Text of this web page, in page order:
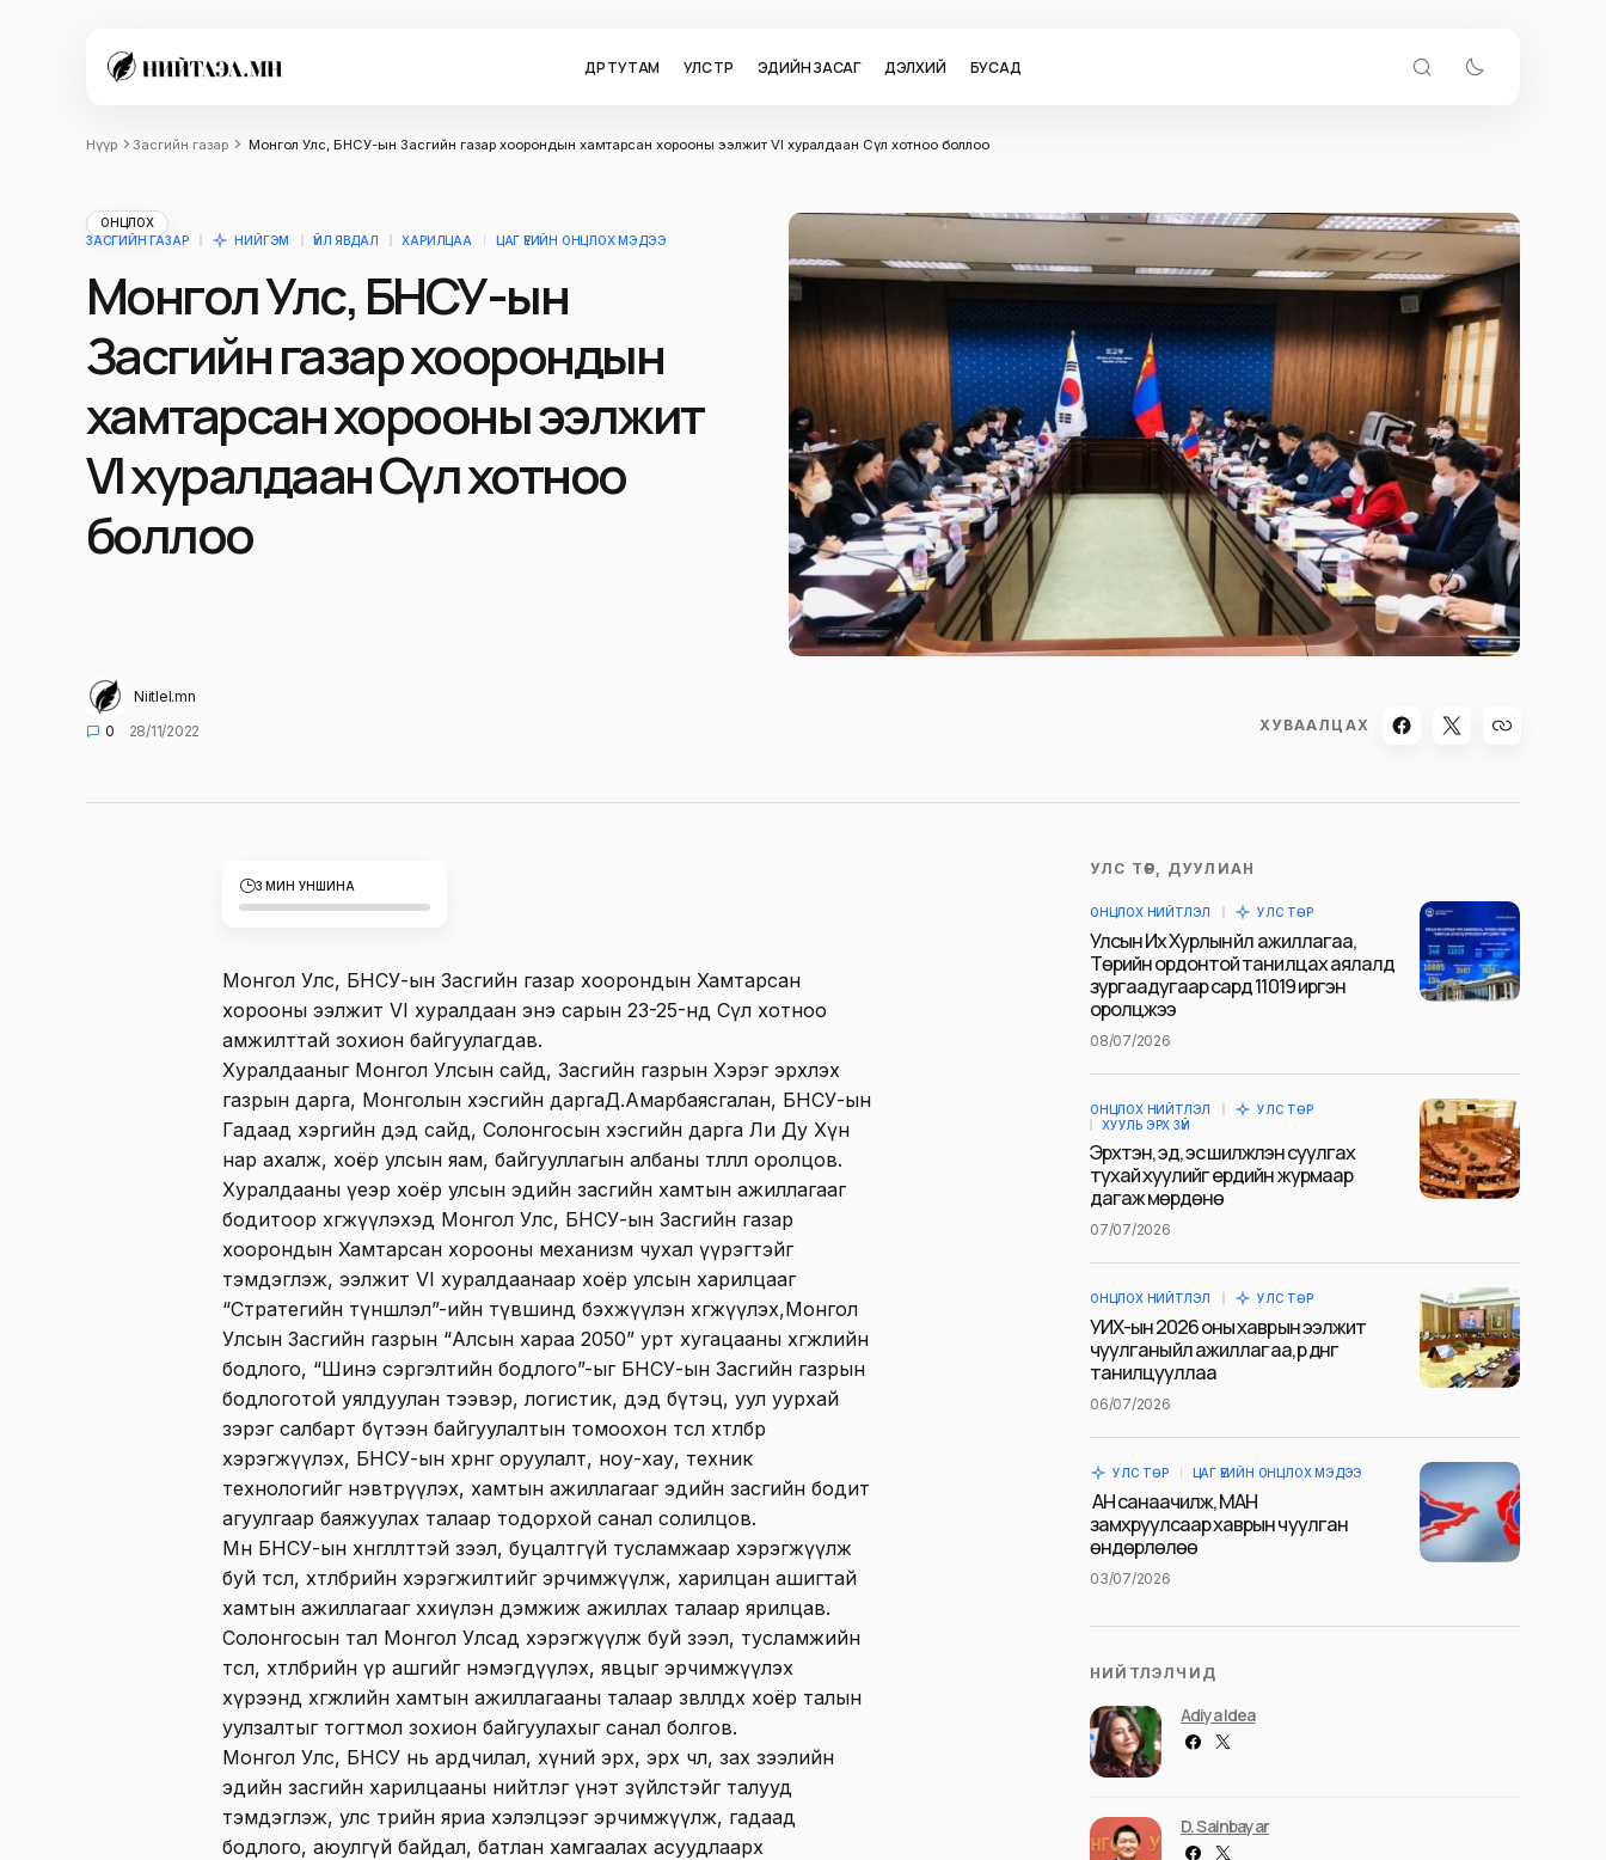
ӨДӨР ТУТАМ УЛС ТӨР ЭДИЙН ЗАСАГ ДЭЛХИЙ БУСАД
Нүүр Засгийн газар Монгол Улс, БНСУ-ын Засгийн газар хоорондын хамтарсан хорооны ээлжит VI хуралдаан Сөүл хотноо боллоо
ОНЦЛОХ
ЗАСГИЙН ГАЗАР
НИЙГЭМ ҮЙЛ ЯВДАЛ ХАРИЛЦАА ЦАГ ҮЕИЙН ОНЦЛОХ МЭДЭЭ
Монгол Улс, БНСУ-ын
Засгийн газар хоорондын
хамтарсан хорооны ээлжит
VI хуралдаан Сөүл хотноо
боллоо
Niitlel.mn
0
28/11/2022 ХУВААЛЦАХ
3 МИН УНШИНА
Монгол Улс, БНСУ-ын Засгийн газар хоорондын Хамтарсан
хорооны ээлжит VI хуралдаан энэ сарын 23-25-нд Сөүл хотноо
амжилттай зохион байгуулагдав.
Хуралдааныг Монгол Улсын сайд, Засгийн газрын Хэрэг эрхлэх
газрын дарга, Монголын хэсгийн даргаД.Амарбаясгалан, БНСУ-ын
Гадаад хэргийн дэд сайд, Солонгосын хэсгийн дарга Ли Ду Хүн
нар ахалж, хоёр улсын яам, байгууллагын албаны төлөөлөл оролцов.
Хуралдааны үеэр хоёр улсын эдийн засгийн хамтын ажиллагааг
бодитоор хөгжүүлэхэд Монгол Улс, БНСУ-ын Засгийн газар
хоорондын Хамтарсан хорооны механизм чухал үүрэгтэйг
тэмдэглэж, ээлжит VI хуралдаанаар хоёр улсын харилцааг
“Стратегийн түншлэл”-ийн түвшинд бэхжүүлэн хөгжүүлэх,Монгол
Улсын Засгийн газрын “Алсын хараа 2050” урт хугацааны хөгжлийн
бодлого, “Шинэ сэргэлтийн бодлого”-ыг БНСУ-ын Засгийн газрын
бодлоготой уялдуулан тээвэр, логистик, дэд бүтэц, уул уурхай
зэрэг салбарт бүтээн байгуулалтын томоохон төсөл хөтөлбөр
хэрэгжүүлэх, БНСУ-ын хөрөнгө оруулалт, ноу-хау, техник
технологийг нэвтрүүлэх, хамтын ажиллагааг эдийн засгийн бодит
агуулгаар баяжуулах талаар тодорхой санал солилцов.
Мөн БНСУ-ын хөнгөлөлттэй зээл, буцалтгүй тусламжаар хэрэгжүүлж
буй төсөл, хөтөлбөрийн хэрэгжилтийг эрчимжүүлж, харилцан ашигтай
хамтын ажиллагааг хөхиүлэн дэмжиж ажиллах талаар ярилцав.
Солонгосын тал Монгол Улсад хэрэгжүүлж буй зээл, тусламжийн
төсөл, хөтөлбөрийн үр ашгийг нэмэгдүүлэх, явцыг эрчимжүүлэх
хүрээнд хөгжлийн хамтын ажиллагааны талаар зөвлөлдөх хоёр талын
уулзалтыг тогтмол зохион байгуулахыг санал болгов.
Монгол Улс, БНСУ нь ардчилал, хүний эрх, эрх чөлөө, зах зээлийн
эдийн засгийн харилцааны нийтлэг үнэт зүйлстэйг талууд
тэмдэглэж, улс төрийн яриа хэлэлцээг эрчимжүүлж, гадаад
бодлого, аюулгүй байдал, батлан хамгаалах асуудлаарх
УЛС ТӨР, ДУУЛИАН
ОНЦЛОХ НИЙТЛЭЛ УЛС ТӨР
Улсын Их Хурлын үйл ажиллагаа,
Төрийн ордонтой танилцах аялалд
зургаадугаар сард 11019 иргэн
оролцжээ
08/07/2026
ОНЦЛОХ НИЙТЛЭЛ
УЛС ТӨР
ХУУЛЬ ЭРХ ЗҮЙ
Эрхтэн, эд, эс шилжүүлэн суулгах
тухай хуулийг ердийн журмаар
дагаж мөрдөнө
07/07/2026
ОНЦЛОХ НИЙТЛЭЛ УЛС ТӨР
УИХ-ын 2026 оны хаврын ээлжит
чуулганы үйл ажиллагаа, үр дүнг
танилцууллаа
06/07/2026
УЛС ТӨР ЦАГ ҮЕИЙН ОНЦЛОХ МЭДЭЭ
АН санаачилж, МАН
замхруулсаар хаврын чуулган
өндөрлөлөө
03/07/2026
НИЙТЛЭЛЧИД
Adiya Idea
D. Sainbayar